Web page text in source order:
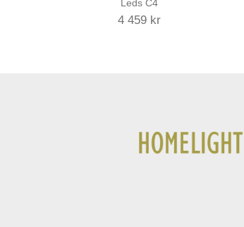
Leds C4
4 459 kr